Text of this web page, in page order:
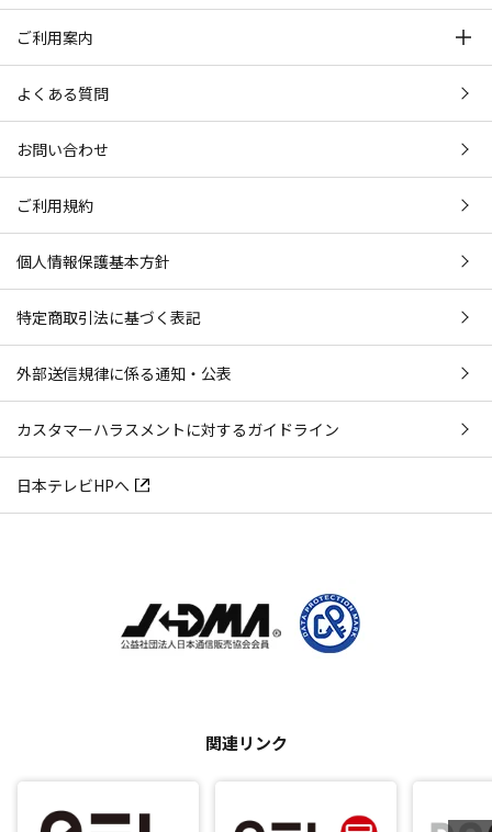
ご利用案内
よくある質問
お問い合わせ
ご利用規約
個人情報保護基本方針
特定商取引法に基づく表記
外部送信規律に係る通知・公表
カスタマーハラスメントに対するガイドライン
日本テレビHPへ
関連リンク